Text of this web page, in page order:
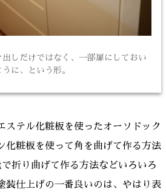
出しだけではなく、一部扉にしておい
に、という形。
ステル化粧板を使ったオーソドック
化粧板を使って角を曲げて作る方法
折り曲げて作る方法などいろいろ
装仕上げの一番良いのは、やはり表